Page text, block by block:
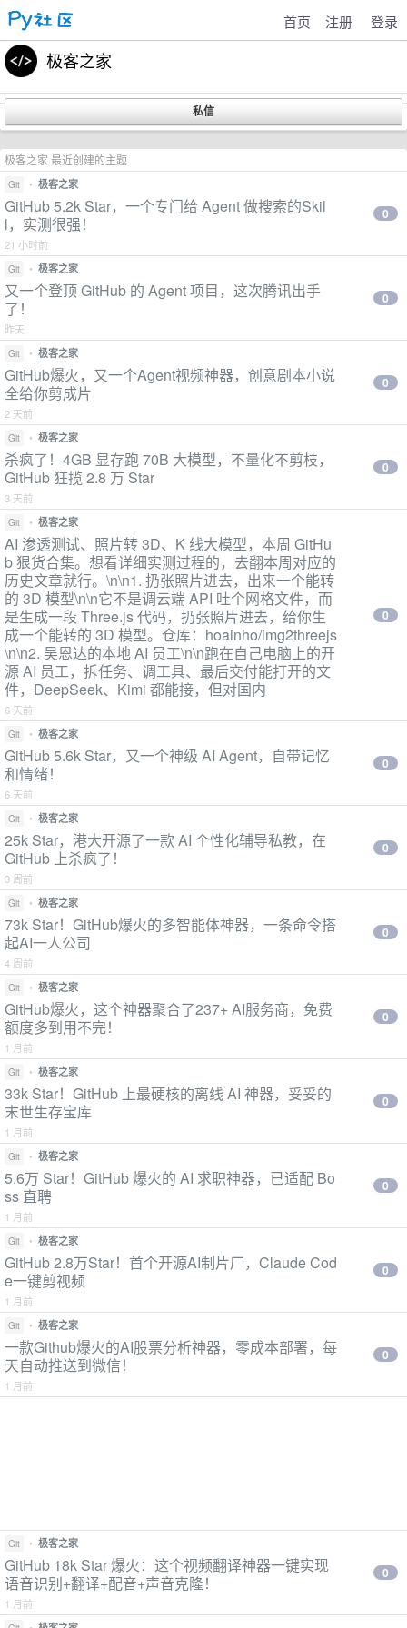
首页 注册 登录
极客之家
极客之家 最近创建的主题
Git • 极客之家
GitHub 5.2k Star，一个专门给 Agent 做搜索的Skil
l，实测很强！
21 小时前
0
Git • 极客之家
又一个登顶 GitHub 的 Agent 项目，这次腾讯出手
了！
昨天
0
Git • 极客之家
GitHub爆火，又一个Agent视频神器，创意剧本小说
全给你剪成片
2 天前
0
Git • 极客之家
杀疯了！4GB 显存跑 70B 大模型，不量化不剪枝，
GitHub 狂揽 2.8 万 Star
3 天前
0
Git • 极客之家
AI 渗透测试、照片转 3D、K 线大模型，本周 GitHu
b 狠货合集。想看详细实测过程的，去翻本周对应的
历史文章就行。\n\n1. 扔张照片进去，出来一个能转
的 3D 模型\n\n它不是调云端 API 吐个网格文件，而
是生成一段 Three.js 代码，扔张照片进去，给你生
成一个能转的 3D 模型。仓库：hoainho/img2threejs
\n\n2. 吴恩达的本地 AI 员工\n\n跑在自己电脑上的开
源 AI 员工，拆任务、调工具、最后交付能打开的文
件，DeepSeek、Kimi 都能接，但对国内
6 天前
0
Git • 极客之家
GitHub 5.6k Star，又一个神级 AI Agent，自带记忆
和情绪！
6 天前
0
Git • 极客之家
25k Star，港大开源了一款 AI 个性化辅导私教，在
GitHub 上杀疯了！
3 周前
0
Git • 极客之家
73k Star！GitHub爆火的多智能体神器，一条命令搭
起AI一人公司
4 周前
0
Git • 极客之家
GitHub爆火，这个神器聚合了237+ AI服务商，免费
额度多到用不完！
1 月前
0
Git • 极客之家
33k Star！GitHub 上最硬核的离线 AI 神器，妥妥的
末世生存宝库
1 月前
0
Git • 极客之家
5.6万 Star！GitHub 爆火的 AI 求职神器，已适配 Bo
ss 直聘
1 月前
0
Git • 极客之家
GitHub 2.8万Star！首个开源AI制片厂，Claude Cod
e一键剪视频
1 月前
0
Git • 极客之家
一款Github爆火的AI股票分析神器，零成本部署，每
天自动推送到微信！
1 月前
0
Git • 极客之家
GitHub 18k Star 爆火：这个视频翻译神器一键实现
语音识别+翻译+配音+声音克隆！
1 月前
0